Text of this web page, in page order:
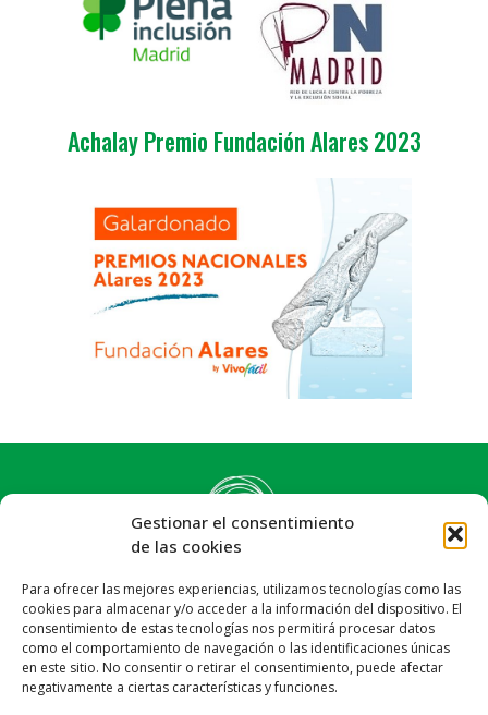
Gestionar el consentimiento
de las cookies
Para ofrecer las mejores experiencias, utilizamos tecnologías como las
cookies para almacenar y/o acceder a la información del dispositivo. El
consentimiento de estas tecnologías nos permitirá procesar datos
como el comportamiento de navegación o las identificaciones únicas
en este sitio. No consentir o retirar el consentimiento, puede afectar
negativamente a ciertas características y funciones.
Achalay Premio Fundación Alares 2023
Síguenos: